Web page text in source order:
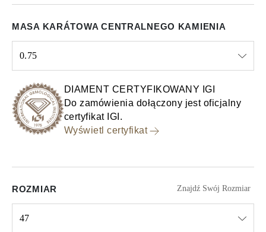
MASA KARÁTOWA CENTRALNEGO KAMIENIA
0.75
DIAMENT CERTYFIKOWANY IGI
Do zamówienia dołączony jest oficjalny
certyfikat IGI.
Wyświetl certyfikat
ROZMIAR Znajdź Swój Rozmiar
47